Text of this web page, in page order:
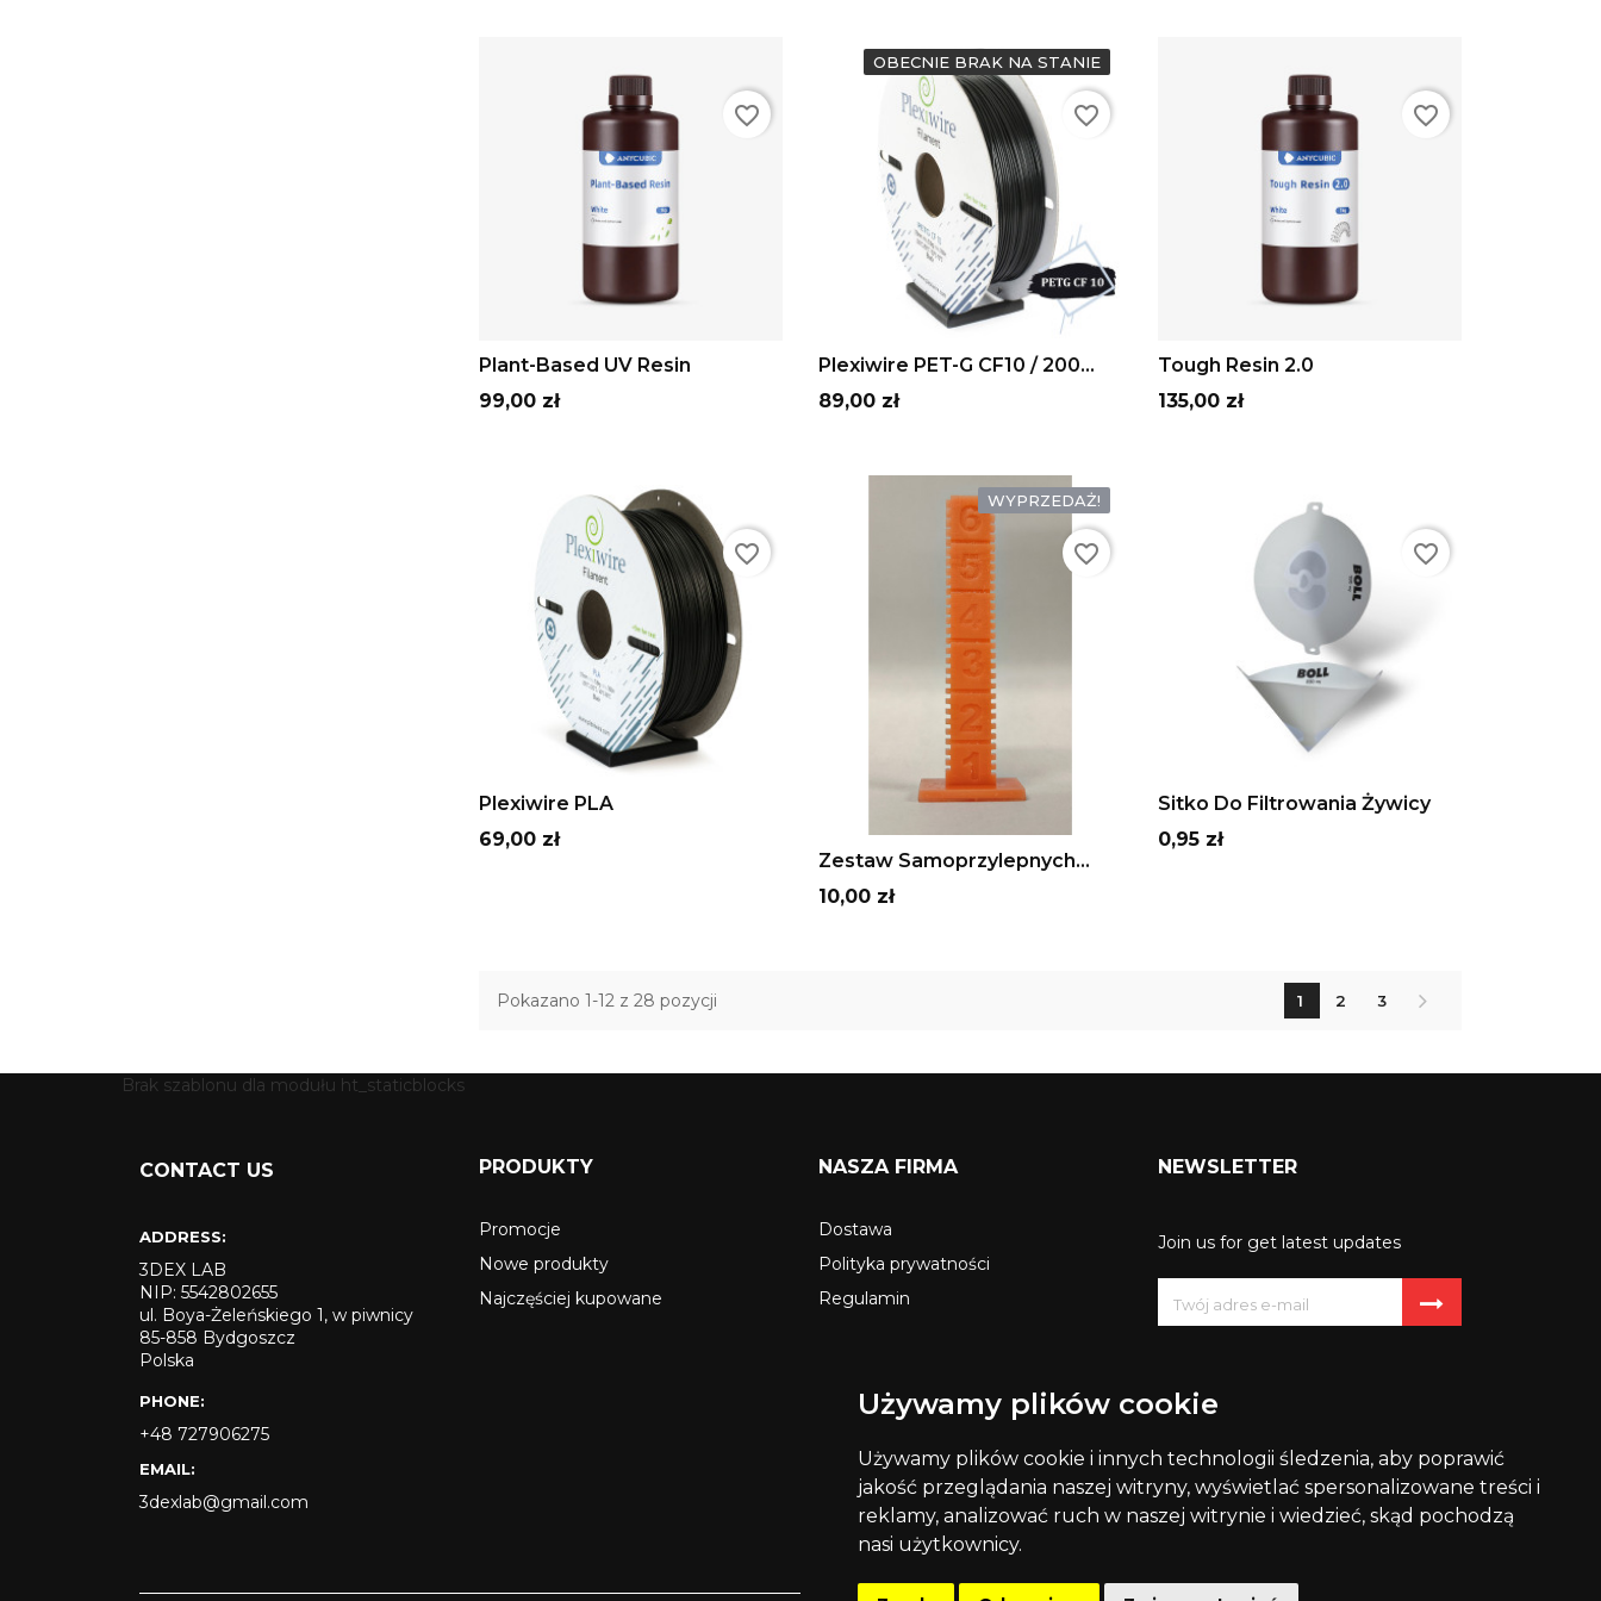
Używamy plików cookie
Używamy plików cookie i innych technologii śledzenia, aby poprawić
jakość przeglądania naszej witryny, wyświetlać spersonalizowane treści i
reklamy, analizować ruch w naszej witrynie i wiedzieć, skąd pochodzą
nasi użytkownicy.
Beżowy Fioletowy
Plant-Based UV Resin
Cena
99,00 zł
favorite_border
OBECNIE BRAK NA STANIE
Plexiwire PET-G CF10 / 200...
Cena
89,00 zł
favorite_border
Szary czarnyBezbarwny
Tough Resin 2.0
Cena
135,00 zł
favorite_border
SzaryBiały czarnyPomarańczowy
Niebieski
Plexiwire PLA
Cena
69,00 zł
favorite_border
WYPRZEDAŻ!
ADD TO CART
Zestaw Samoprzylepnych...
Cena
10,00 zł
favorite_border
Sitko Do Filtrowania Żywicy
Cena
0,95 zł
favorite_border
Pokazano 1-12 z 28 pozycji 1 2 3
Brak szablonu dla modułu ht_staticblocks
CONTACT US
ADDRESS:
3DEX LAB
NIP: 5542802655
ul. Boya-Żeleńskiego 1, w piwnicy
85-858 Bydgoszcz
Polska
PHONE:
+48 727906275
EMAIL:
3dexlab@gmail.com
PRODUKTY
Promocje
Nowe produkty
Najczęściej kupowane
NASZA FIRMA
Dostawa
Polityka prywatności
Regulamin
Kontakt z nami
Sklepy
NEWSLETTER
Join us for get latest updates
szczegóły w naszej informacji